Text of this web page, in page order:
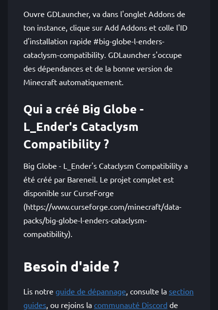
Ouvre GDLauncher, va dans l'onglet Addons de
ton instance, clique sur Add Addons et colle l'ID
d'installation rapide #big-globe-l-enders-
cataclysm-compatibility. GDLauncher s'occupe
des dépendances et de la bonne version de
Minecraft automatiquement.
Qui a créé Big Globe -
L_Ender's Cataclysm
Compatibility ?
Big Globe - L_Ender's Cataclysm Compatibility a
été créé par Bareneil. Le projet complet est
disponible sur CurseForge
(https://www.curseforge.com/minecraft/data-
packs/big-globe-l-enders-cataclysm-
compatibility).
Besoin d'aide ?
Lis notre guide de dépannage, consulte la section
guides, ou rejoins la communauté Discord de